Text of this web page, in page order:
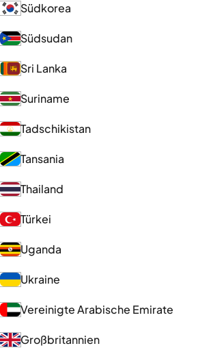
Südkorea
Südsudan
Sri Lanka
Suriname
Tadschikistan
Tansania
Thailand
Türkei
Uganda
Ukraine
Vereinigte Arabische Emirate
Großbritannien